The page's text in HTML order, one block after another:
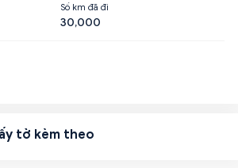
Số km đã đi
30,000
tờ kèm theo